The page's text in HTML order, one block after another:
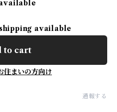
available
to cart
住まいの方向け
通報する